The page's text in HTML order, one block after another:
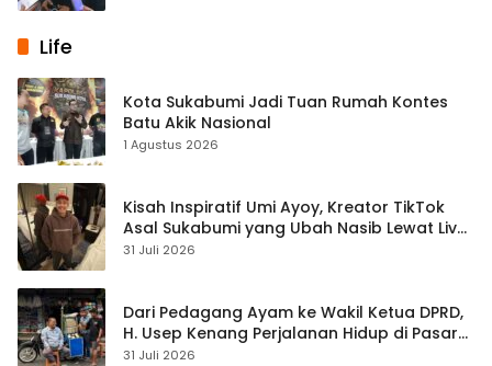
Life
Kota Sukabumi Jadi Tuan Rumah Kontes
Batu Akik Nasional
1 Agustus 2026
Kisah Inspiratif Umi Ayoy, Kreator TikTok
Asal Sukabumi yang Ubah Nasib Lewat Live
Streaming
31 Juli 2026
Dari Pedagang Ayam ke Wakil Ketua DPRD,
H. Usep Kenang Perjalanan Hidup di Pasar
Cisaat
31 Juli 2026